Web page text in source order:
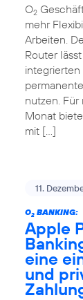
O2
mehr
Arbeiten.
Router
nutzen.
Monat
mit […]
11.
O2BANKING:
Apple
eine
und